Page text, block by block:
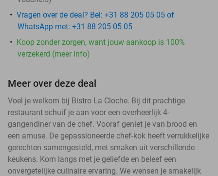
Vragen over de deal? Bel: +31 88 205 05 05 of
WhatsApp met: +31 88 205 05 05
Koop zonder zorgen, want jouw aankoop is 100%
verzekerd (meer info)
Meer over deze deal
Voel je welkom bij Bistro La Cloche. Bij dit prachtige
restaurant schuif je aan voor een overheerlijk 4-
gangendiner van de chef. Vooraf geniet je van brood en
een amuse. De gepassioneerde chef-kok heeft verrukkelijke
gerechten samengesteld, met smaken uit verschillende
keukens. Kom langs met je geliefde en beleef een
onvergetelijke culinaire ervaring. We wensen je smakelijk